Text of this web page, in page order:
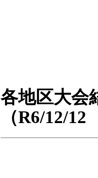
各地区大
（R6/12/